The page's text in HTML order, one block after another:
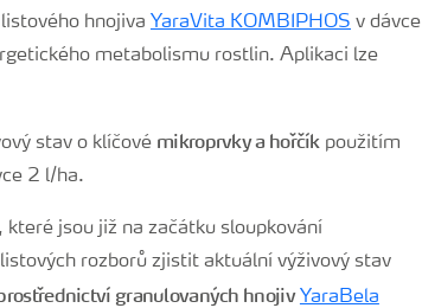
hnojiva YaraVita KOMBIPHOS v dávce
metabolismu rostlin. Aplikaci lze
stav o klíčové mikroprvky a hořčíkpoužitím
2 l/ha.
jsou již na začátku sloupkování
rozborů zjistit aktuální výživový stav
granulovaných hnojiv YaraBela